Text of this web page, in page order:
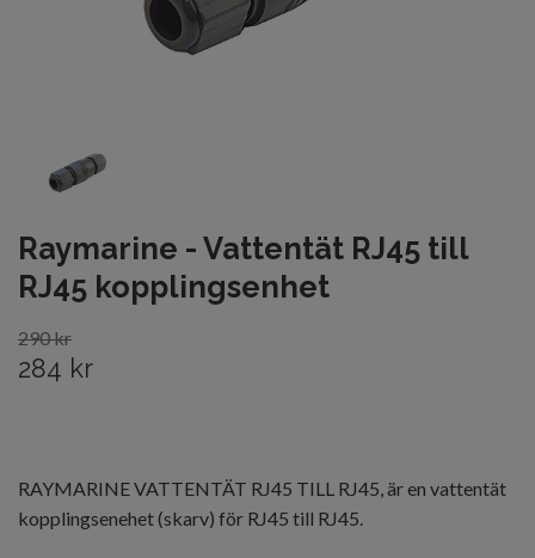
Raymarine - Vattentät RJ45 till
RJ45 kopplingsenhet
290 kr
284 kr
RAYMARINE VATTENTÄT RJ45 TILL RJ45, är en vattentät
kopplingsenehet (skarv) för RJ45 till RJ45.